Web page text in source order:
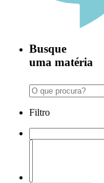
Busque
uma matéria
Filtro